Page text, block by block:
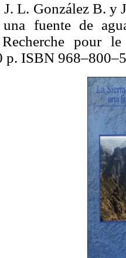
L. González B. y
una fuente de
pour le
p. ISBN